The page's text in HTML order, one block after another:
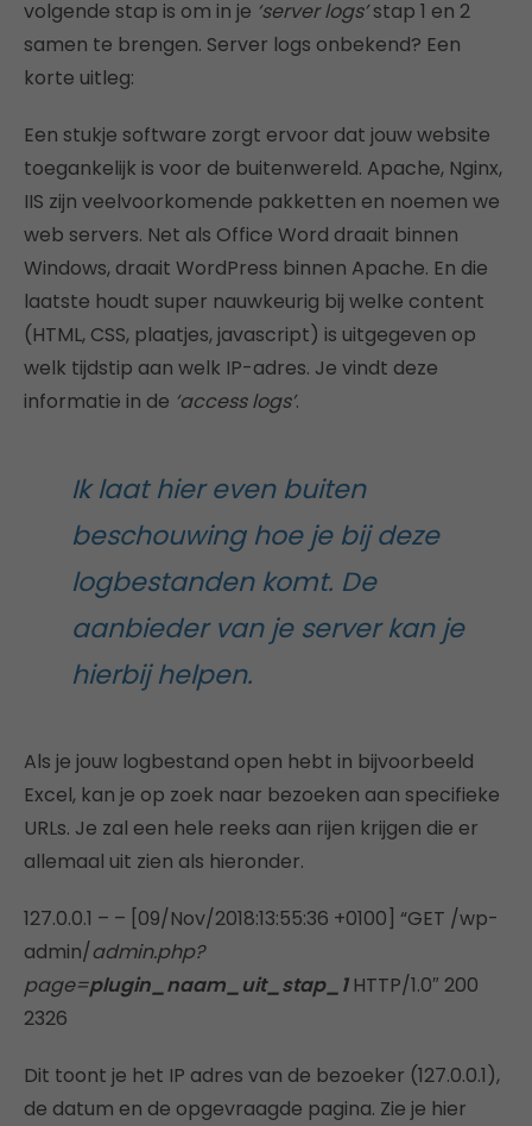
volgende stap is om in je ‘server logs’stap 1 en 2
samen te brengen. Server logs onbekend? Een
korte uitleg:
Een stukje software zorgt ervoor dat jouw website
toegankelijk is voor de buitenwereld. Apache, Nginx,
IIS zijn veelvoorkomende pakketten en noemen we
web servers. Net als Office Word draait binnen
Windows, draait WordPress binnen Apache. En die
laatste houdt super nauwkeurig bij welke content
(HTML, CSS, plaatjes, javascript) is uitgegeven op
welk tijdstip aan welk IP-adres. Je vindt deze
informatie in de ‘access logs’.
Ik laat hier even buiten
beschouwing hoe je bij deze
logbestanden komt. De
aanbieder van je server kan je
hierbij helpen.
Als je jouw logbestand open hebt in bijvoorbeeld
Excel, kan je op zoek naar bezoeken aan specifieke
URLs. Je zal een hele reeks aan rijen krijgen die er
allemaal uit zien als hieronder.
127.0.0.1 – – [09/Nov/2018:13:55:36 +0100] “GET /wp-
admin/admin.php?
page=plugin_naam_uit_stap_1HTTP/1.0″ 200
2326
Dit toont je het IP adres van de bezoeker (127.0.0.1),
de datum en de opgevraagde pagina. Zie je hier